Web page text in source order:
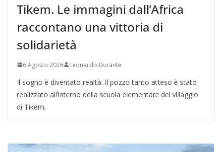
Tikem. Le immagini dall’Africa
raccontano una vittoria di
solidarietà
6 Agosto 2026 Leonardo Durante
Il sogno è diventato realtà. Il pozzo tanto atteso è stato
realizzato all’interno della scuola elementare del villaggio
di Tikem,